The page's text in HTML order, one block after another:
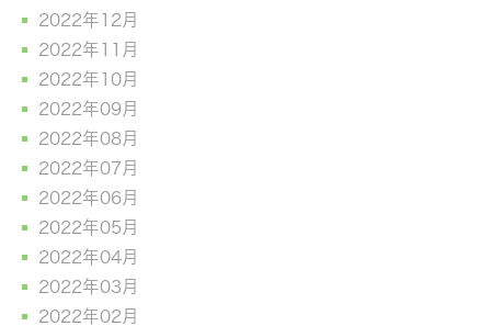
2022年12月
2022年11月
2022年10月
2022年09月
2022年08月
2022年07月
2022年06月
2022年05月
2022年04月
2022年03月
2022年02月